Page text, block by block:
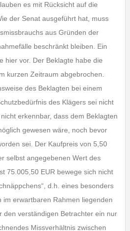
es mit Rücksicht auf die
der Senat ausgeführt hat, muss
aus Gründen der
beschränkt bleiben. Ein
hier vor. Der Beklagte habe die
kurzen Zeitraum abgebrochen.
des Beklagten bei einem
des Klägers sei nicht
erkennbar, dass dem Beklagten
gewesen wäre, noch bevor
sei. Der Kaufpreis von 5,50
selbst angegebenen Wert des
75.005,50 EUR bewege sich nicht
d.h. eines besonders
im erwartbaren Rahmen liegenden
den verständigen Betrachter ein nur
Missverhältnis zwischen